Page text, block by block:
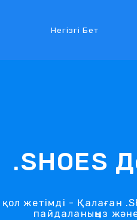
Негізгі Бет
.SHOES
қол жетімді - Қалаған
пайдаланыңыз және